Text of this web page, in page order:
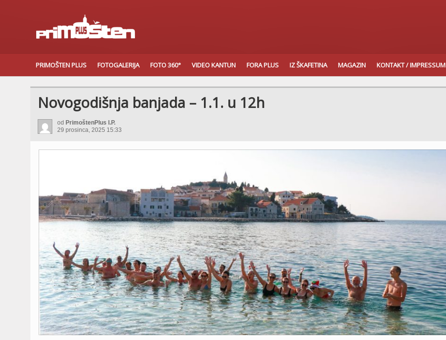
PRIMOŠTEN PLUS FOTOGALERIJA FOTO 360° VIDEO KANTUN FORA PLUS IZ ŠKAFETINA MAGAZIN KONTAKT / IMPRESSUM
Novogodišnja banjada – 1.1. u 12h
od PrimoštenPlus I.P.
29 prosinca, 2025 15:33